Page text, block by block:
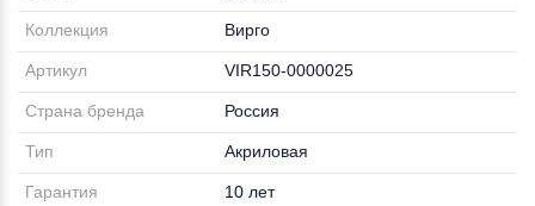
Коллекция Вирго
Артикул VIR150-0000025
Страна бренда Россия
Тип Акриловая
Гарантия 10 лет